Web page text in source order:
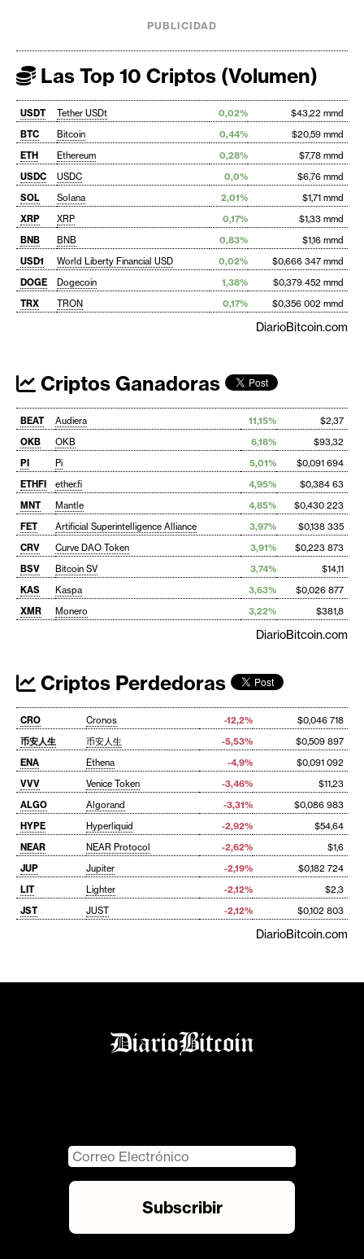
PUBLICIDAD
Las Top 10 Criptos (Volumen)
USDT Tether USDt 0,02%
$43,22 mmd
BTC
Bitcoin 0,44%
$20,59 mmd
ETH
Ethereum 0,28%
$7,78 mmd
USDC
USDC 0,0%
$6,76 mmd
SOL
Solana 2,01%
$1,71 mmd
XRP
XRP 0,17%
$1,33 mmd
BNB
BNB 0,83%
$1,16 mmd
USD1
World Liberty Financial USD 0,02%
$0,666 347 mmd
DOGE
Dogecoin 1,38%
$0,379 452 mmd
TRX
TRON 0,17% $0,356 002 mmd
DiarioBitcoin.com
Criptos Ganadoras
BEAT Audiera 11,15%
$2,37
OKB
OKB 6,18%
$93,32
PI
Pi 5,01%
$0,091 694
ETHFI
ether.fi 4,95%
$0,384 63
MNT
Mantle 4,85%
$0,430 223
FET
Artificial Superintelligence Alliance 3,97%
$0,138 335
CRV
Curve DAO Token 3,91%
$0,223 873
BSV
Bitcoin SV 3,74%
$14,11
KAS
Kaspa 3,63%
$0,026 877
XMR
Monero 3,22% $381,8
DiarioBitcoin.com
Criptos Perdedoras
CRO Cronos -12,2%
$0,046 718
币安人生
币安人生 -5,53%
$0,509 897
ENA
Ethena -4,9%
$0,091 092
VVV
Venice Token -3,46%
$11,23
ALGO
Algorand -3,31%
$0,086 983
HYPE
Hyperliquid -2,92%
$54,64
NEAR
NEAR Protocol -2,62%
$1,6
JUP
Jupiter -2,19%
$0,182 724
LIT
Lighter -2,12%
$2,3
JST
JUST -2,12% $0,102 803
DiarioBitcoin.com